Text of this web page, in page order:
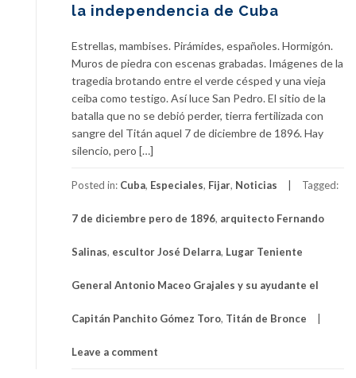
la independencia de Cuba
Estrellas, mambises. Pirámides, españoles. Hormigón.
Muros de piedra con escenas grabadas. Imágenes de la
tragedia brotando entre el verde césped y una vieja
ceiba como testigo. Así luce San Pedro. El sitio de la
batalla que no se debió perder, tierra fertilizada con
sangre del Titán aquel 7 de diciembre de 1896. Hay
silencio, pero […]
Posted in: Cuba, Especiales, Fijar, Noticias Tagged:
7 de diciembre pero de 1896, arquitecto Fernando
Salinas, escultor José Delarra, Lugar Teniente
General Antonio Maceo Grajales y su ayudante el
Capitán Panchito Gómez Toro, Titán de Bronce
Leave a comment